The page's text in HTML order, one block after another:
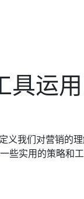
具运用
我们对营销的
些实用的策略和